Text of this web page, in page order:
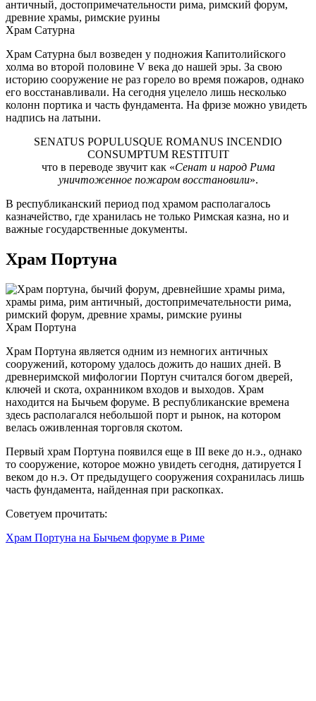
Храм Сатурна
Храм Сатурна был возведен у подножия Капитолийского
холма во второй половине V века до нашей эры. За свою
историю сооружение не раз горело во время пожаров, однако
его восстанавливали. На сегодня уцелело лишь несколько
колонн портика и часть фундамента. На фризе можно увидеть
надпись на латыни.
SENATUS POPULUSQUE ROMANUS INCENDIO
CONSUMPTUM RESTITUIT
что в переводе звучит как «Сенат и народ Рима
уничтоженное пожаром восстановили».
В республиканский период под храмом располагалось
казначейство, где хранилась не только Римская казна, но и
важные государственные документы.
Храм Портуна
Храм Портуна
Храм Портуна является одним из немногих античных
сооружений, которому удалось дожить до наших дней. В
древнеримской мифологии Портун считался богом дверей,
ключей и скота, охранником входов и выходов. Храм
находится на Бычьем форуме. В республиканские времена
здесь располагался небольшой порт и рынок, на котором
велась оживленная торговля скотом.
Первый храм Портуна появился еще в III веке до н.э., однако
то сооружение, которое можно увидеть сегодня, датируется I
веком до н.э. От предыдущего сооружения сохранилась лишь
часть фундамента, найденная при раскопках.
Советуем прочитать:
Храм Портуна на Бычьем форуме в Риме